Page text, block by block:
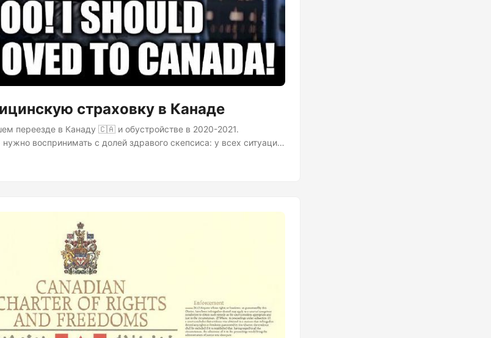
страховку в Канаде
переезде в Канаду 🇨🇦 и обустройстве в 2020-2021.
воспринимать с долей здравого скепсиса: у всех ситуации
устареть. Как уже писал ранее, мы решили рискнуть и не